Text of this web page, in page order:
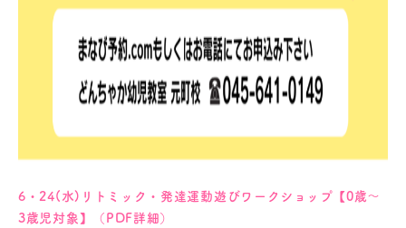
6・24(水)リトミック・発達運動遊びワークショップ【0歳～
3歳児対象】（PDF詳細）